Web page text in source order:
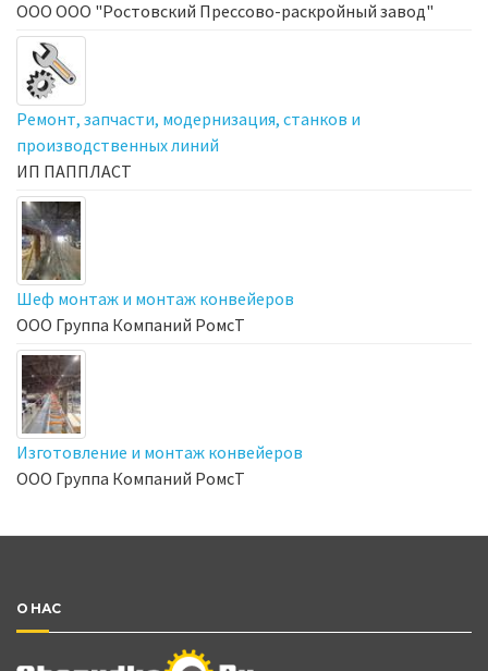
ООО ООО "Ростовский Прессово-раскройный завод"
Ремонт, запчасти, модернизация, станков и
производственных линий
ИП ПАППЛАСТ
Шеф монтаж и монтаж конвейеров
ООО Группа Компаний РомсТ
Изготовление и монтаж конвейеров
ООО Группа Компаний РомсТ
О НАС